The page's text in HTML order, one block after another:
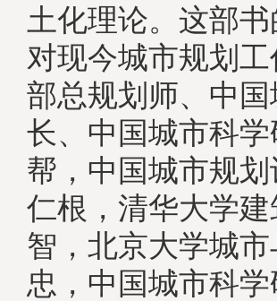
土化理论。这部
对现今城市规划
部总规划师、中
长、中国城市科
帮，中国城市规
仁根，清华大学
智，北京大学城
忠，中国城市科